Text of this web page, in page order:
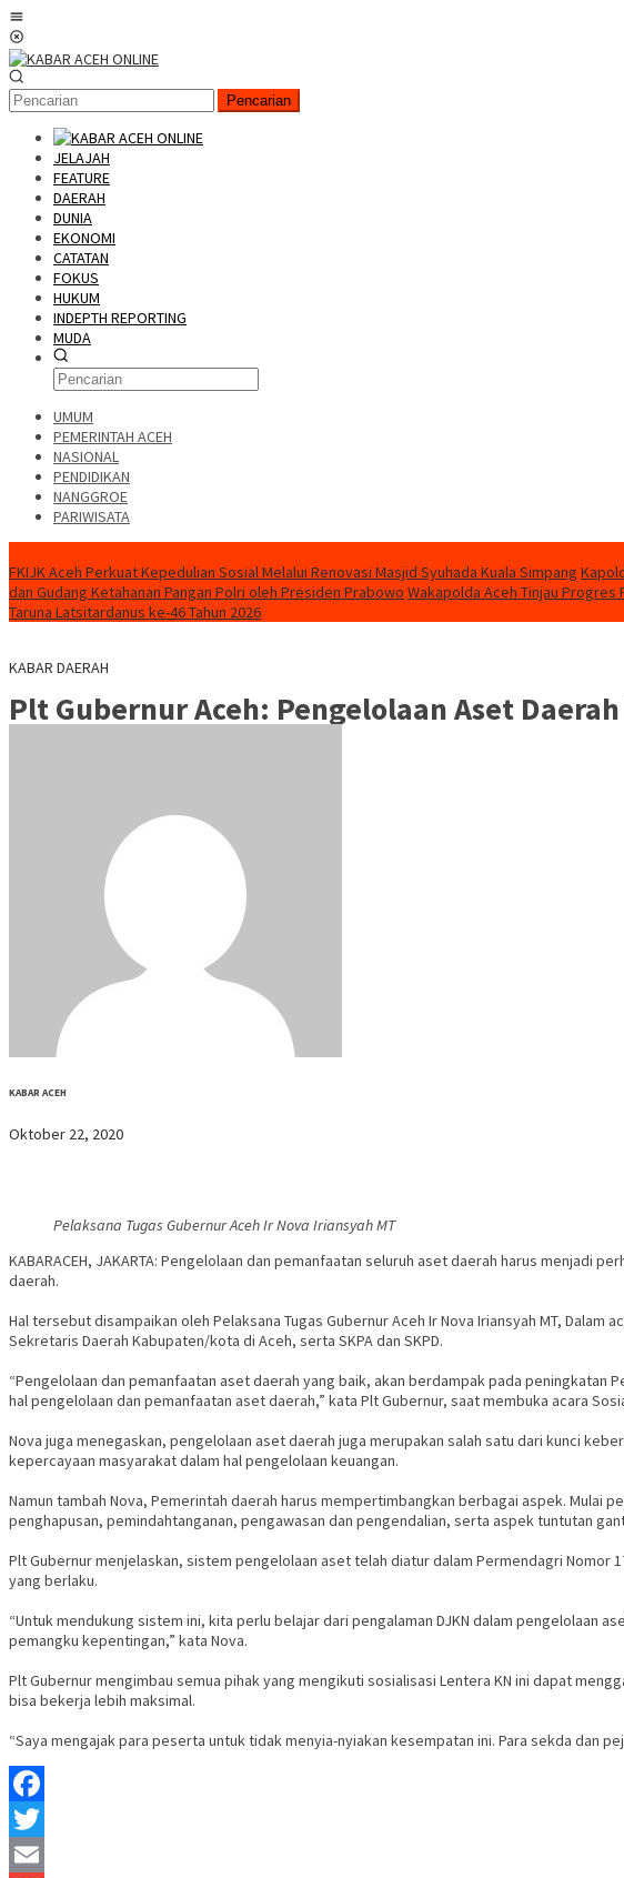
Pencarian
JELAJAH
FEATURE
DAERAH
DUNIA
EKONOMI
CATATAN
FOKUS
HUKUM
INDEPTH REPORTING
MUDA
UMUM
PEMERINTAH ACEH
NASIONAL
PENDIDIKAN
NANGGROE
PARIWISATA
FKIJK Aceh Perkuat Kepedulian Sosial Melalui Renovasi Masjid Syuhada Kuala Simpang
dan Gudang Ketahanan Pangan Polri oleh Presiden Prabowo Wakapolda Aceh Tinjau Progres
Taruna Latsitardanus ke-46 Tahun 2026
KABAR DAERAH
Plt Gubernur Aceh: Pengelolaan Aset
KABAR ACEH
Oktober 22, 2020
Pelaksana Tugas Gubernur Aceh Ir Nova Iriansyah MT
KABARACEH, JAKARTA: Pengelolaan dan pemanfaatan seluruh aset daerah harus
daerah.
Hal tersebut disampaikan oleh Pelaksana Tugas Gubernur Aceh Ir Nova Iriansyah MT,
Sekretaris Daerah Kabupaten/kota di Aceh, serta SKPA dan SKPD.
“Pengelolaan dan pemanfaatan aset daerah yang baik, akan berdampak pada peningkatan
hal pengelolaan dan pemanfaatan aset daerah,” kata Plt Gubernur, saat membuka acara
Nova juga menegaskan, pengelolaan aset daerah juga merupakan salah satu dari kunci
kepercayaan masyarakat dalam hal pengelolaan keuangan.
Namun tambah Nova, Pemerintah daerah harus mempertimbangkan berbagai aspek. Mulai
penghapusan, pemindahtanganan, pengawasan dan pengendalian, serta aspek tuntutan
Plt Gubernur menjelaskan, sistem pengelolaan aset telah diatur dalam Permendagri
yang berlaku.
“Untuk mendukung sistem ini, kita perlu belajar dari pengalaman DJKN dalam pengelolaan
pemangku kepentingan,” kata Nova.
Plt Gubernur mengimbau semua pihak yang mengikuti sosialisasi Lentera KN ini dapat
bisa bekerja lebih maksimal.
“Saya mengajak para peserta untuk tidak menyia-nyiakan kesempatan ini. Para sekda dan
Facebook
Twitter